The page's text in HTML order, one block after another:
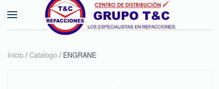
Skip to main content
Inicio / Catalogo / ENGRANE